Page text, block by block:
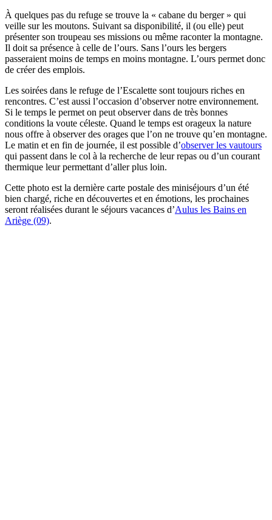
À quelques pas du refuge se trouve la « cabane du berger » qui
veille sur les moutons. Suivant sa disponibilité, il (ou elle) peut
présenter son troupeau ses missions ou même raconter la montagne.
Il doit sa présence à celle de l’ours. Sans l’ours les bergers
passeraient moins de temps en moins montagne. L’ours permet donc
de créer des emplois.
Les soirées dans le refuge de l’Escalette sont toujours riches en
rencontres. C’est aussi l’occasion d’observer notre environnement.
Si le temps le permet on peut observer dans de très bonnes
conditions la voute céleste. Quand le temps est orageux la nature
nous offre à observer des orages que l’on ne trouve qu’en montagne.
Le matin et en fin de journée, il est possible d’observer les vautours
qui passent dans le col à la recherche de leur repas ou d’un courant
thermique leur permettant d’aller plus loin.
Cette photo est la dernière carte postale des miniséjours d’un été
bien chargé, riche en découvertes et en émotions, les prochaines
seront réalisées durant le séjours vacances d’Aulus les Bains en
Ariège (09).